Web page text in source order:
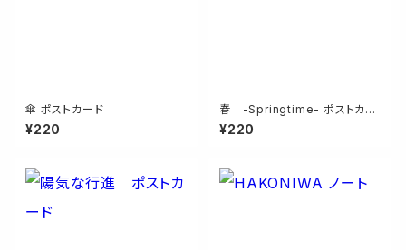
傘 ポストカード
¥220
春 -Springtime- ポストカー
ド
¥220